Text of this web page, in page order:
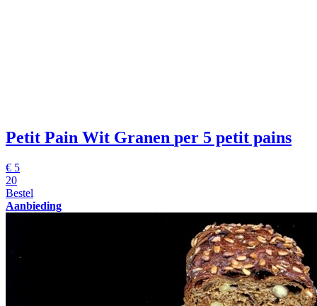
Petit Pain Wit Granen per 5 petit pains
€ 5
20
Bestel
Aanbieding